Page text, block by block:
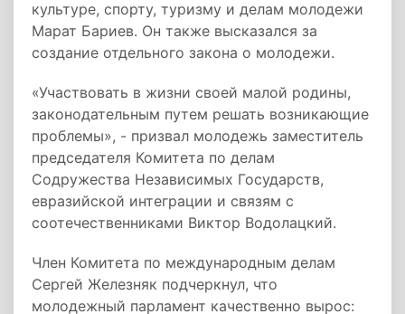
культуре, спорту, туризму и делам молодежи
Марат Бариев. Он также высказался за
создание отдельного закона о молодежи.
«Участвовать в жизни своей малой родины,
законодательным путем решать возникающие
проблемы», - призвал молодежь заместитель
председателя Комитета по делам
Содружества Независимых Государств,
евразийской интеграции и связям с
соотечественниками Виктор Водолацкий.
Член Комитета по международным делам
Сергей Железняк подчеркнул, что
молодежный парламент качественно вырос: